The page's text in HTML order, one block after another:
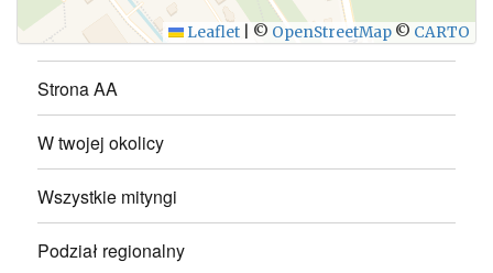
Leaflet © OpenStreetMap © CARTO
Strona AA
W twojej okolicy
Wszystkie mityngi
Podział regionalny